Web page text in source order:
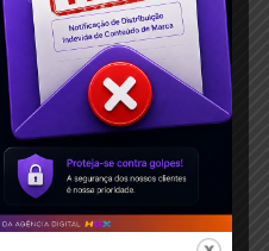
Mesmo
Palito?
Das Cores